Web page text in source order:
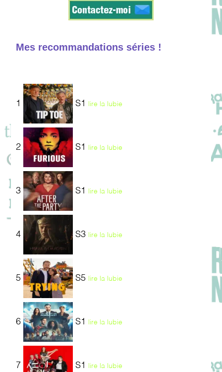
Mes recommandations séries !
1 S1 lire la lubie
2 S1 lire la lubie
3 S1 lire la lubie
4 S3 lire la lubie
5 S5 lire la lubie
6 S1 lire la lubie
7 S1 lire la lubie